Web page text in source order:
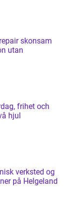
utan
hjul
verksted og
på Helgeland